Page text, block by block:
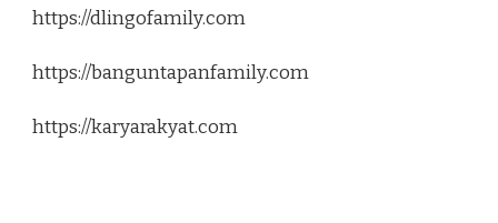
https://dlingofamily.com
https://banguntapanfamily.com
https://karyarakyat.com